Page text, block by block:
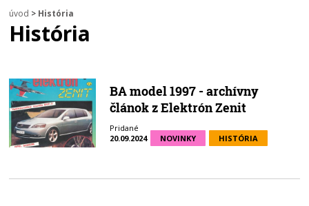
úvod > História
História
BA model 1997 - archívny
článok z Elektrón Zenit
Pridané
20.09.2024
NOVINKY HISTÓRIA